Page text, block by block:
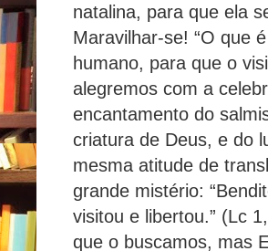
natalina, para que ela
Maravilhar-se! “O que
humano, para que o
alegremos com a
encantamento do
criatura de Deus, e do
mesma atitude de
grande mistério:
visitou e libertou.” (Lc
que o buscamos, mas